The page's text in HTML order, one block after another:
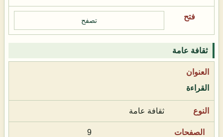
تصفح
ثقافة عامة
القراءة
ثقافة عامة
9